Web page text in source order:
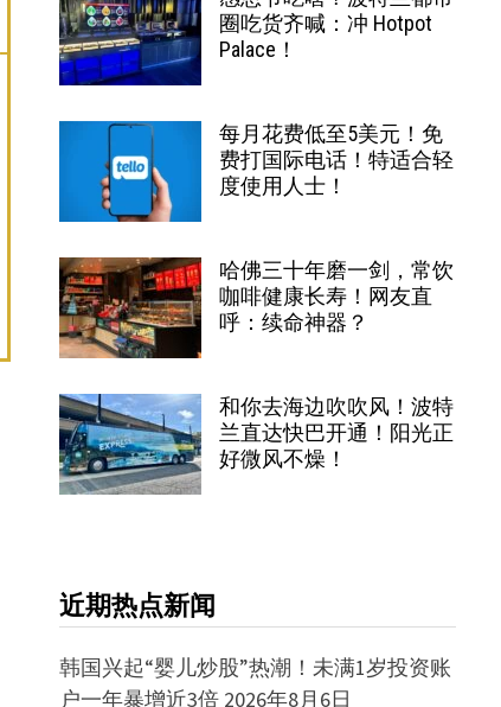
圈吃货齐喊：冲 Hotpot
Palace！
每月花费低至5美元！免
费打国际电话！特适合轻
度使用人士！
哈佛三十年磨一剑，常饮
咖啡健康长寿！网友直
呼：续命神器？
和你去海边吹吹风！波特
兰直达快巴开通！阳光正
好微风不燥！
近期热点新闻
韩国兴起“婴儿炒股”热潮！未满1岁投资账
户一年暴增近3倍 2026年8月6日